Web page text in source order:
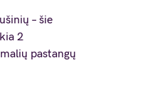
– šie
2
pastangų